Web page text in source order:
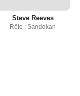
Steve Reeves
Rôle : Sandokan